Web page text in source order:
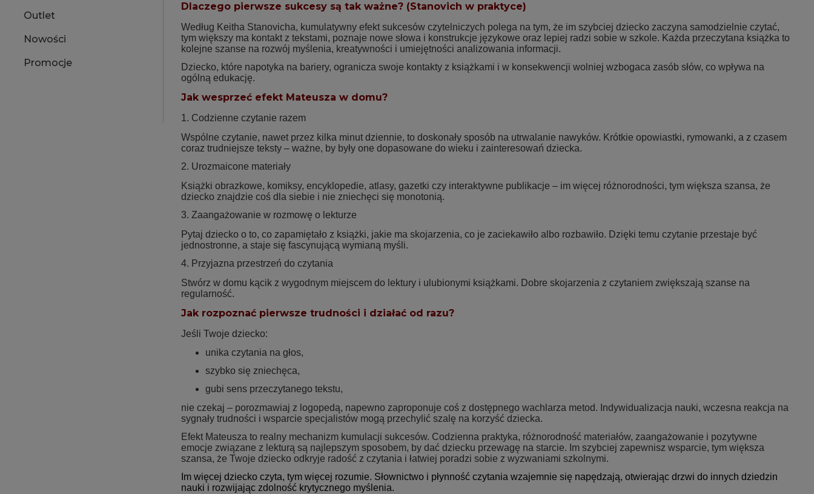
Outlet
Nowości
Promocje
Dlaczego pierwsze sukcesy są tak ważne? (Stanovich w praktyce)
Według Keitha Stanovicha, kumulatywny efekt sukcesów czytelniczych polega na tym, że im szybciej dziecko zaczyna samodzielnie czytać,
tym większy ma kontakt z tekstami, poznaje nowe słowa i konstrukcje językowe oraz lepiej radzi sobie w szkole. Każda przeczytana książka to
kolejne szanse na rozwój myślenia, kreatywności i umiejętności analizowania informacji.
Dziecko, które napotyka na bariery, ogranicza swoje kontakty z książkami i w konsekwencji wolniej wzbogaca zasób słów, co wpływa na
ogólną edukację.
Jak wesprzeć efekt Mateusza w domu?
1. Codzienne czytanie razem
Wspólne czytanie, nawet przez kilka minut dziennie, to doskonały sposób na utrwalanie nawyków. Krótkie opowiastki, rymowanki, a z czasem
coraz trudniejsze teksty – ważne, by były one dopasowane do wieku i zainteresowań dziecka.
2. Urozmaicone materiały
Książki obrazkowe, komiksy, encyklopedie, atlasy, gazetki czy interaktywne publikacje – im więcej różnorodności, tym większa szansa, że
dziecko znajdzie coś dla siebie i nie zniechęci się monotonią.
3. Zaangażowanie w rozmowę o lekturze
Pytaj dziecko o to, co zapamiętało z książki, jakie ma skojarzenia, co je zaciekawiło albo rozbawiło. Dzięki temu czytanie przestaje być
jednostronne, a staje się fascynującą wymianą myśli.
4. Przyjazna przestrzeń do czytania
Stwórz w domu kącik z wygodnym miejscem do lektury i ulubionymi książkami. Dobre skojarzenia z czytaniem zwiększają szanse na
regularność.
Jak rozpoznać pierwsze trudności i działać od razu?
Jeśli Twoje dziecko:
unika czytania na głos,
szybko się zniechęca,
gubi sens przeczytanego tekstu,
nie czekaj – porozmawiaj z logopedą, napewno zaproponuje coś z dostępnego wachlarza metod. Indywidualizacja nauki, wczesna reakcja na
sygnały trudności i wsparcie specjalistów mogą przechylić szalę na korzyść dziecka.
Efekt Mateusza to realny mechanizm kumulacji sukcesów. Codzienna praktyka, różnorodność materiałów, zaangażowanie i pozytywne
emocje związane z lekturą są najlepszym sposobem, by dać dziecku przewagę na starcie. Im szybciej zapewnisz wsparcie, tym większa
szansa, że Twoje dziecko odkryje radość z czytania i łatwiej poradzi sobie z wyzwaniami szkolnymi.
Im więcej dziecko czyta, tym więcej rozumie. Słownictwo i płynność czytania wzajemnie się napędzają, otwierając drzwi do innych dziedzin
nauki i rozwijając zdolność krytycznego myślenia.